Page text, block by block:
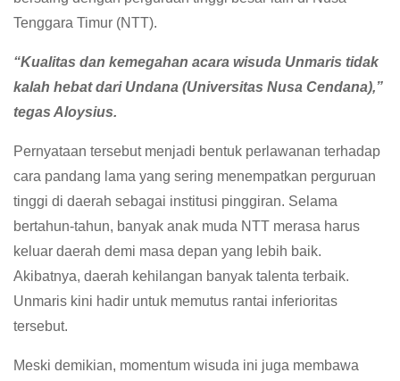
Tenggara Timur (NTT).
“Kualitas dan kemegahan acara wisuda Unmaris tidak
kalah hebat dari Undana (Universitas Nusa Cendana),”
tegas Aloysius.
Pernyataan tersebut menjadi bentuk perlawanan terhadap
cara pandang lama yang sering menempatkan perguruan
tinggi di daerah sebagai institusi pinggiran. Selama
bertahun-tahun, banyak anak muda NTT merasa harus
keluar daerah demi masa depan yang lebih baik.
Akibatnya, daerah kehilangan banyak talenta terbaik.
Unmaris kini hadir untuk memutus rantai inferioritas
tersebut.
Meski demikian, momentum wisuda ini juga membawa